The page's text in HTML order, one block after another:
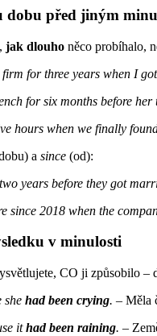
dobu před jiným
jak dlouho něco probíhalo,
firm for three years when I
for six months before
hours when we finally
a since (od):
years before they got
since 2018 when the
v minulosti
CO ji způsobilo –
she had been crying. – Měla
ithad been raining. –